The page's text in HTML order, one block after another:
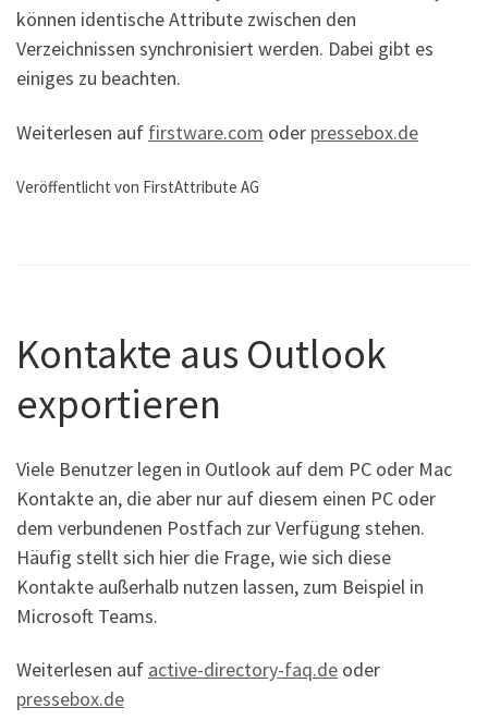
können identische Attribute zwischen den
Verzeichnissen synchronisiert werden. Dabei gibt es
einiges zu beachten.
Weiterlesen auf firstware.com oder pressebox.de
Veröffentlicht von FirstAttribute AG
Kontakte aus Outlook
exportieren
Viele Benutzer legen in Outlook auf dem PC oder Mac
Kontakte an, die aber nur auf diesem einen PC oder
dem verbundenen Postfach zur Verfügung stehen.
Häufig stellt sich hier die Frage, wie sich diese
Kontakte außerhalb nutzen lassen, zum Beispiel in
Microsoft Teams.
Weiterlesen auf active-directory-faq.de oder
pressebox.de